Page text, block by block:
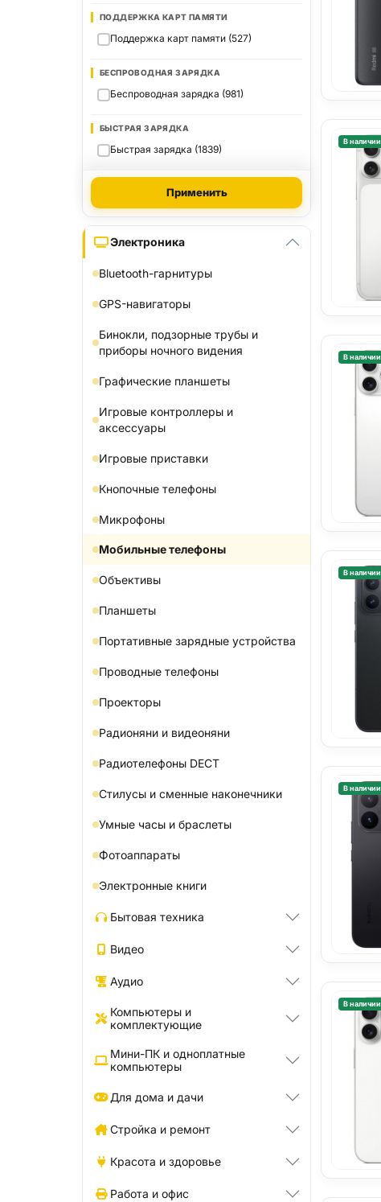
ПОДДЕРЖКА КАРТ ПАМЯТИ
Поддержка карт памяти (527)
БЕСПРОВОДНАЯ ЗАРЯДКА
Беспроводная зарядка (981)
БЫСТРАЯ ЗАРЯДКА
Быстрая зарядка (1839)
Применить
Электроника
Bluetooth-гарнитуры
GPS-навигаторы
Бинокли, подзорные трубы и
приборы ночного видения
Графические планшеты
Игровые контроллеры и
аксессуары
Игровые приставки
Кнопочные телефоны
Микрофоны
Мобильные телефоны
Объективы
Планшеты
Портативные зарядные устройства
Проводные телефоны
Проекторы
Радионяни и видеоняни
Радиотелефоны DECT
Стилусы и сменные наконечники
Умные часы и браслеты
Фотоаппараты
Электронные книги
Бытовая техника
Видео
Аудио
Компьютеры и
комплектующие
Мини-ПК и одноплатные
компьютеры
Для дома и дачи
Стройка и ремонт
Красота и здоровье
Работа и офис
В наличии
В наличии
В наличии
В наличии
В наличии